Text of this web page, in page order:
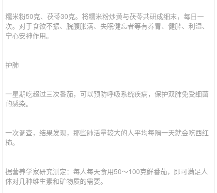
糯米粉50克、茯苓30克。将糯米粉炒黄与茯苓共研成细末，每日一
次。对于食欲不振、脘腹胀满、失眠健忘者等有养胃、健脾、利湿、
宁心安神作用。
护肺
一星期吃超过三次番茄，可以预防呼吸系统疾病，保护双肺免受细菌
的感染。
一次调查，结果发现，那些肺活量较大的人平均每隔一天就会吃西红
柿。
据营养学家研究测定：每人每天食用50～100克鲜番茄，即可满足人
体对几种维生素和矿物质的需要。